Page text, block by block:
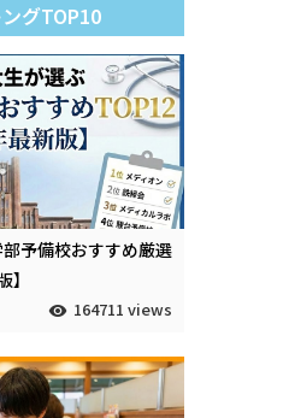
グTOP10
予備校おすすめ厳選
164711 views